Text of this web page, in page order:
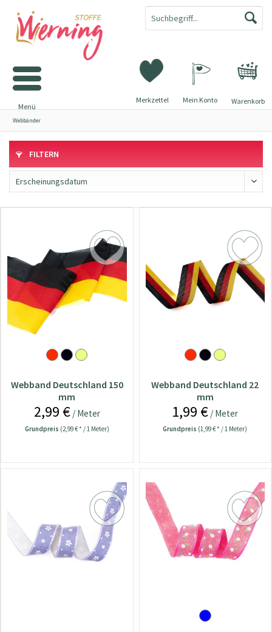
Warenkorb
Merkzettel Mein Konto
Menü
Webbänder
FILTERN
Webband Deutschland 150
mm
2,99 €/ Meter
Grundpreis (2,99 € * / 1 Meter)
Webband Deutschland 22
mm
1,99 € / Meter
Grundpreis (1,99 € * / 1 Meter)